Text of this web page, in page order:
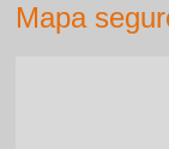
Mapa